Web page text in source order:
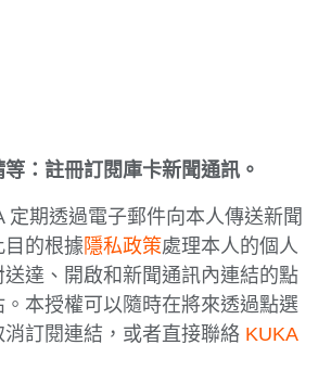
：註冊訂閱庫卡新聞通訊。
定期透過電子郵件向本人傳送新聞
的根據隱私政策處理本人的個人
達、開啟和新聞通訊內連結的點
本授權可以隨時在將來透過點選
訂閱連結，或者直接聯絡 KUKA